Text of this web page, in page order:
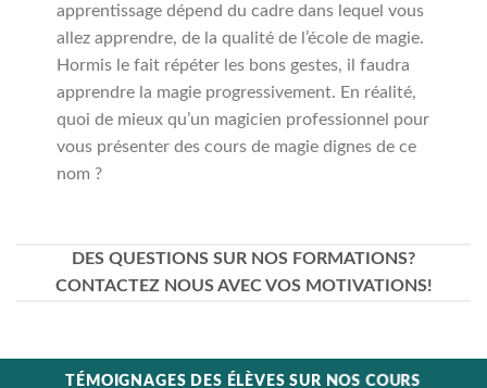
apprentissage dépend du cadre dans lequel vous
allez apprendre, de la qualité de l’école de magie.
Hormis le fait répéter les bons gestes, il faudra
apprendre la magie progressivement. En réalité,
quoi de mieux qu’un magicien professionnel pour
vous présenter des cours de magie dignes de ce
nom ?
DES QUESTIONS SUR NOS FORMATIONS?
CONTACTEZ NOUS AVEC VOS MOTIVATIONS!
TÉMOIGNAGES DES ÉLÈVES SUR NOS COURS